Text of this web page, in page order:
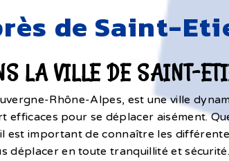
de Saint-
LA VILLE DE SAINT-
Rhône-Alpes, est une ville
pour se déplacer aisément.
est important de connaître les
déplacer en toute tranquillité et sécurité.